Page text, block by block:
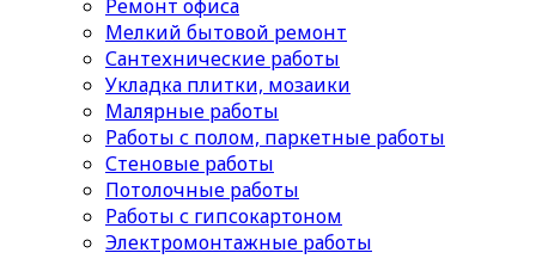
Ремонт офиса
Мелкий бытовой ремонт
Сантехнические работы
Укладка плитки, мозаики
Малярные работы
Работы с полом, паркетные работы
Стеновые работы
Потолочные работы
Работы с гипсокартоном
Электромонтажные работы